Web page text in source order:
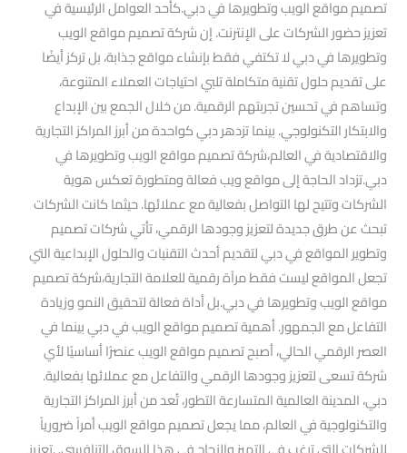
تصميم مواقع الويب وتطويرها في دبي.كأحد العوامل الرئيسية في
تعزيز حضور الشركات على الإنترنت. إن شركة تصميم مواقع الويب
وتطويرها في دبي لا تكتفي فقط بإنشاء مواقع جذابة، بل تركز أيضًا
على تقديم حلول تقنية متكاملة تلبي احتياجات العملاء المتنوعة،
وتساهم في تحسين تجربتهم الرقمية. من خلال الجمع بين الإبداع
والابتكار التكنولوجي. بينما تزدهر دبي كواحدة من أبرز المراكز التجارية
والاقتصادية في العالم،شركة تصميم مواقع الويب وتطويرها في
دبي.تزداد الحاجة إلى مواقع ويب فعالة ومتطورة تعكس هوية
الشركات وتتيح لها التواصل بفعالية مع عملائها. حيثما كانت الشركات
تبحث عن طرق جديدة لتعزيز وجودها الرقمي، تأتي شركات تصميم
وتطوير المواقع في دبي لتقديم أحدث التقنيات والحلول الإبداعية التي
تجعل المواقع ليست فقط مرآة رقمية للعلامة التجارية،شركة تصميم
مواقع الويب وتطويرها في دبي.بل أداة فعالة لتحقيق النمو وزيادة
التفاعل مع الجمهور. أهمية تصميم مواقع الويب في دبي بينما في
العصر الرقمي الحالي، أصبح تصميم مواقع الويب عنصرًا أساسيًا لأي
شركة تسعى لتعزيز وجودها الرقمي والتفاعل مع عملائها بفعالية.
دبي، المدينة العالمية المتسارعة التطور، تُعد من أبرز المراكز التجارية
والتكنولوجية في العالم، مما يجعل تصميم مواقع الويب أمراً ضرورياً